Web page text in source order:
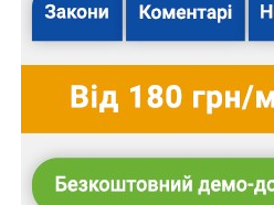
України та діють тільки за
нарахування.
Читайте також:В
податкових практик
Статтею 129ПК України, в
2017 р., не встановлено